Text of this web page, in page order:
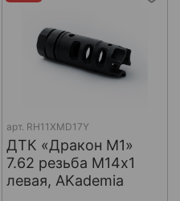
арт. RH11XMD17Y
ДТК «Дракон М1»
7.62 резьба М14х1
левая, AKademia